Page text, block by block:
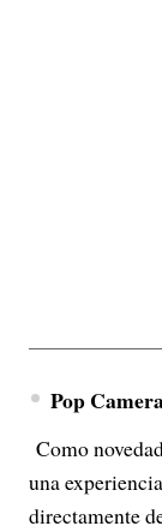
Pop
Como
una
directamente